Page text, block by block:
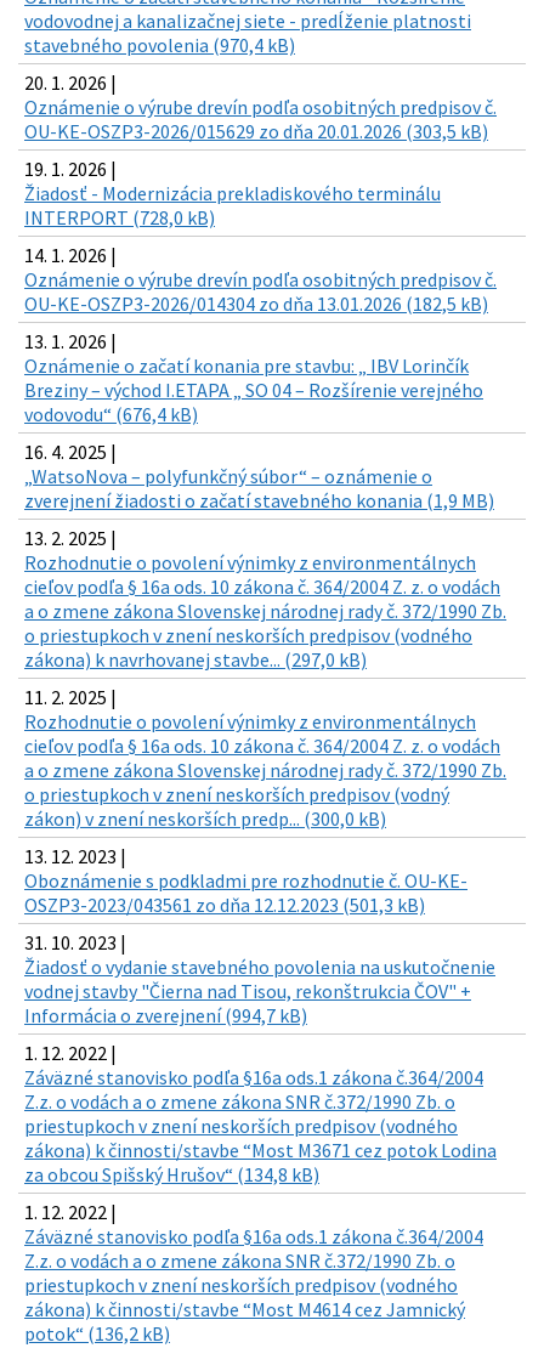
vodovodnej a kanalizačnej siete - predĺženie platnosti
stavebného povolenia (970,4 kB)
20. 1. 2026 |
Oznámenie o výrube drevín podľa osobitných predpisov č.
OU-KE-OSZP3-2026/015629 zo dňa 20.01.2026 (303,5 kB)
19. 1. 2026 |
Žiadosť - Modernizácia prekladiskového terminálu
INTERPORT (728,0 kB)
14. 1. 2026 |
Oznámenie o výrube drevín podľa osobitných predpisov č.
OU-KE-OSZP3-2026/014304 zo dňa 13.01.2026 (182,5 kB)
13. 1. 2026 |
Oznámenie o začatí konania pre stavbu: „ IBV Lorinčík
Breziny – východ I.ETAPA „ SO 04 – Rozšírenie verejného
vodovodu“ (676,4 kB)
16. 4. 2025 |
„WatsoNova – polyfunkčný súbor“ – oznámenie o
zverejnení žiadosti o začatí stavebného konania (1,9 MB)
13. 2. 2025 |
Rozhodnutie o povolení výnimky z environmentálnych
cieľov podľa § 16a ods. 10 zákona č. 364/2004 Z. z. o vodách
a o zmene zákona Slovenskej národnej rady č. 372/1990 Zb.
o priestupkoch v znení neskorších predpisov (vodného
zákona) k navrhovanej stavbe... (297,0 kB)
11. 2. 2025 |
Rozhodnutie o povolení výnimky z environmentálnych
cieľov podľa § 16a ods. 10 zákona č. 364/2004 Z. z. o vodách
a o zmene zákona Slovenskej národnej rady č. 372/1990 Zb.
o priestupkoch v znení neskorších predpisov (vodný
zákon) v znení neskorších predp... (300,0 kB)
13. 12. 2023 |
Oboznámenie s podkladmi pre rozhodnutie č. OU-KE-
OSZP3-2023/043561 zo dňa 12.12.2023 (501,3 kB)
31. 10. 2023 |
Žiadosť o vydanie stavebného povolenia na uskutočnenie
vodnej stavby "Čierna nad Tisou, rekonštrukcia ČOV" +
Informácia o zverejnení (994,7 kB)
1. 12. 2022 |
Záväzné stanovisko podľa §16a ods.1 zákona č.364/2004
Z.z. o vodách a o zmene zákona SNR č.372/1990 Zb. o
priestupkoch v znení neskorších predpisov (vodného
zákona) k činnosti/stavbe “Most M3671 cez potok Lodina
za obcou Spišský Hrušov“ (134,8 kB)
1. 12. 2022 |
Záväzné stanovisko podľa §16a ods.1 zákona č.364/2004
Z.z. o vodách a o zmene zákona SNR č.372/1990 Zb. o
priestupkoch v znení neskorších predpisov (vodného
zákona) k činnosti/stavbe “Most M4614 cez Jamnický
potok“ (136,2 kB)